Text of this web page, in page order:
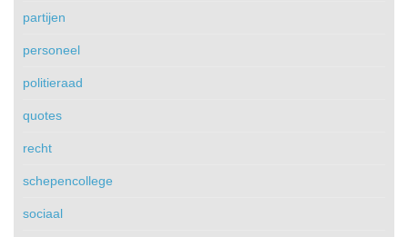
partijen
personeel
politieraad
quotes
recht
schepencollege
sociaal